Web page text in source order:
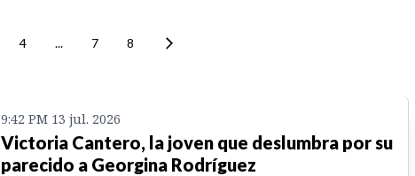
4 ... 7 8
9:42 PM 13 jul. 2026
Victoria Cantero, la joven que deslumbra por su
parecido a Georgina Rodríguez